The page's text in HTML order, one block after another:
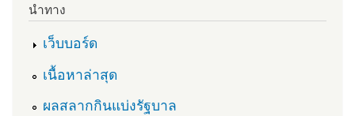
นำทาง
เว็บบอร์ด
เนื้อหาล่าสุด
ผลสลากกินแบ่งรัฐบาล